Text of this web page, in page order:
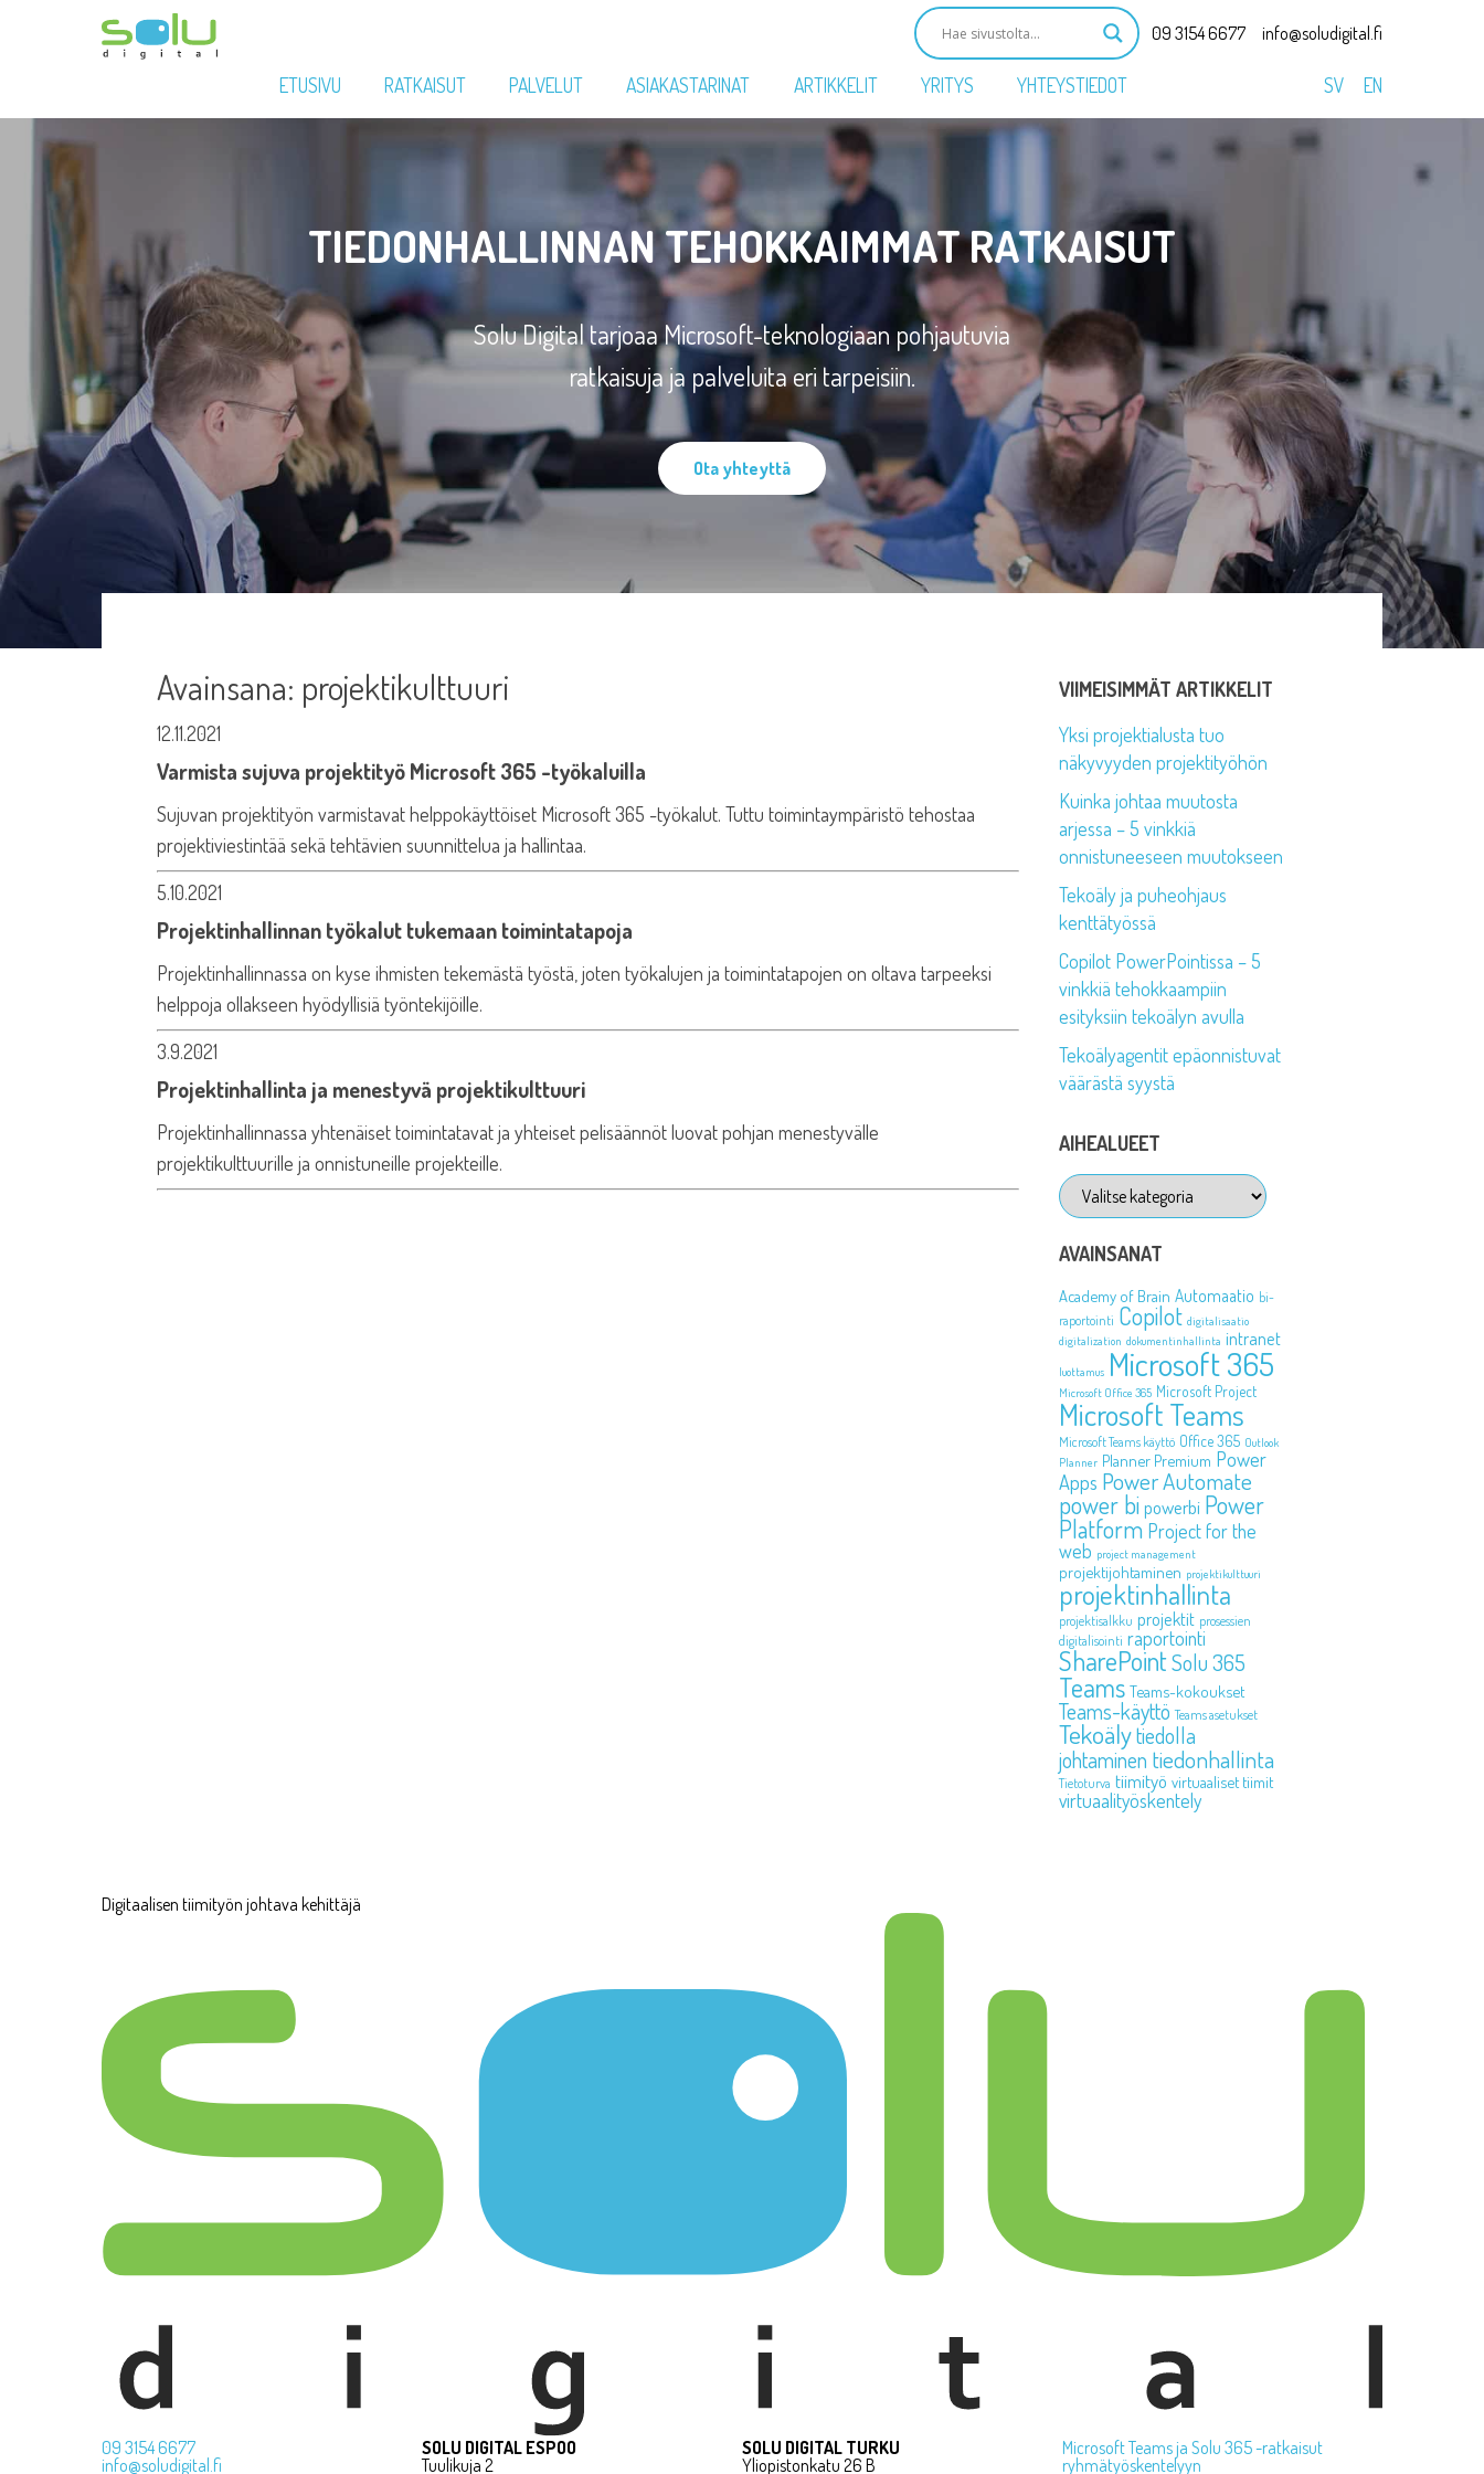
09 3154 6677 info@soludigital.fi
ETUSIVU RATKAISUT PALVELUT ASIAKASTARINAT ARTIKKELIT YRITYS YHTEYSTIEDOT EN
SV
TIEDONHALLINNAN TEHOKKAIMMAT RATKAISUT
Solu Digital tarjoaa Microsoft-teknologiaan pohjautuvia
ratkaisuja ja palveluita eri tarpeisiin.
Ota yhteyttä
Avainsana: projektikulttuuri
12.11.2021
Varmista sujuva projektityö Microsoft 365 -työkaluilla
Sujuvan projektityön varmistavat helppokäyttöiset Microsoft 365 -työkalut. Tuttu toimintaympäristö tehostaa
projektiviestintää sekä tehtävien suunnittelua ja hallintaa.
5.10.2021
Projektinhallinnan työkalut tukemaan toimintatapoja
Projektinhallinnassa on kyse ihmisten tekemästä työstä, joten työkalujen ja toimintatapojen on oltava tarpeeksi
helppoja ollakseen hyödyllisiä työntekijöille.
3.9.2021
Projektinhallinta ja menestyvä projektikulttuuri
Projektinhallinnassa yhtenäiset toimintatavat ja yhteiset pelisäännöt luovat pohjan menestyvälle
projektikulttuurille ja onnistuneille projekteille.
VIIMEISIMMÄT ARTIKKELIT
Yksi projektialusta tuo
näkyvyyden projektityöhön
Kuinka johtaa muutosta
arjessa – 5 vinkkiä
onnistuneeseen muutokseen
Tekoäly ja puheohjaus
kenttätyössä
Copilot PowerPointissa – 5
vinkkiä tehokkaampiin
esityksiin tekoälyn avulla
Tekoälyagentit epäonnistuvat
väärästä syystä
AIHEALUEET
Aihealueet
AVAINSANAT
Academy of Brain Automaatio bi-
raportointi Copilot digitalisaatio
digitalization dokumentinhallinta intranet
luottamus Microsoft 365
Microsoft Office 365 Microsoft Project
Microsoft Teams
Microsoft Teams käyttö Office 365 Outlook
Planner Planner Premium Power
Apps Power Automate
power bipowerbi Power
Platform Project for the
web project management
projektijohtaminen projektikulttuuri
projektinhallinta
projektisalkku projektit prosessien
digitalisointi raportointi
SharePointSolu 365
Teams Teams-kokoukset
Teams-käyttö Teams asetukset
Tekoälytiedolla
johtaminen tiedonhallinta
Tietoturva tiimityö virtuaaliset tiimit
virtuaalityöskentely
Digitaalisen tiimityön johtava kehittäjä
09 3154 6677
info@soludigital.fi
SOLU DIGITAL ESPOO
Tuulikuja 2
SOLU DIGITAL TURKU
Yliopistonkatu 26 B
Microsoft Teams ja Solu 365 -ratkaisut
ryhmätyöskentelyyn